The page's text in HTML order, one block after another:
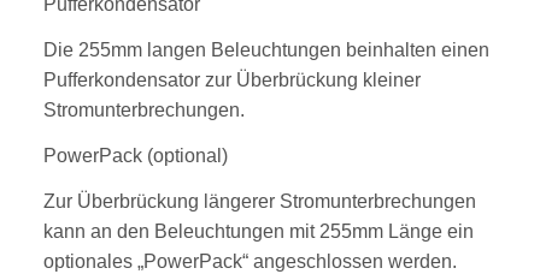
Pufferkondensator
Die 255mm langen Beleuchtungen beinhalten einen
Pufferkondensator zur Überbrückung kleiner
Stromunterbrechungen.
PowerPack (optional)
Zur Überbrückung längerer Stromunterbrechungen
kann an den Beleuchtungen mit 255mm Länge ein
optionales „PowerPack“ angeschlossen werden.